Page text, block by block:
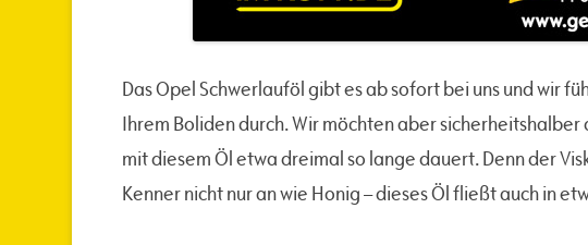
Das Opel Schwerlauföl gibt es ab sofort bei uns und wir
Ihrem Boliden durch. Wir möchten aber
mit diesem Öl etwa dreimal so lange dauert. Denn der
Kenner nicht nur an wie Honig – dieses Öl fließt auch in